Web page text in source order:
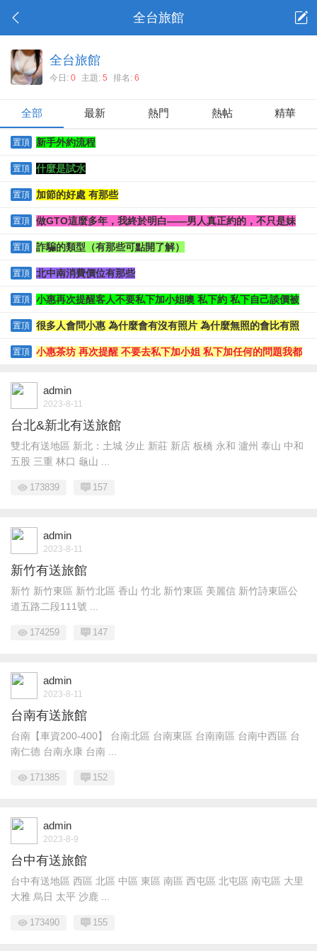
全台旅館
全台旅館
今日:0 主題:5 排名:6
全部 最新 熱門 熱帖 精華
置頂 新手外約流程
置頂 什麼是試水
置頂 加節的好處 有那些
置頂 做GTO這麼多年，我終於明白——男人真正約的，不只是妹
置頂 詐騙的類型（有那些可點開了解）
置頂 北中南消費價位有那些
置頂 小惠再次提醒客人不要私下加小姐噢 私下約 私下自己談價被
騙錢小惠是沒辦法處理的哦
置頂 很多人會問小惠 為什麼會有沒有照片 為什麼無照的會比有照
片的素質好
置頂 小惠茶坊 再次提醒 不要去私下加小姐 私下加任何的問題我都
admin
2023-8-11
台北&新北有送旅館
雙北有送地區 新北：土城 汐止 新莊 新店 板橋 永和 瀘州 泰山 中和
五股 三重 林口 龜山 ...
173839 157
admin
2023-8-11
新竹有送旅館
新竹 新竹東區 新竹北區 香山 竹北 新竹東區 美麗信 新竹詩東區公
道五路二段111號 ...
174259 147
admin
2023-8-11
台南有送旅館
台南【車資200-400】 台南北區 台南東區 台南南區 台南中西區 台
南仁德 台南永康 台南 ...
171385 152
admin
2023-8-9
台中有送旅館
台中有送地區 西區 北區 中區 東區 南區 西屯區 北屯區 南屯區 大里
大雅 烏日 太平 沙鹿 ...
173490 155